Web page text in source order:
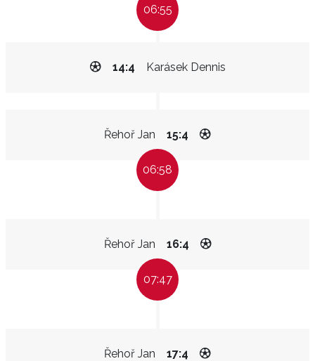
06:55
Karásek Dennis
14:4
Řehoř Jan 15:4
06:58
Řehoř Jan 16:4
07:47
Řehoř Jan 17:4